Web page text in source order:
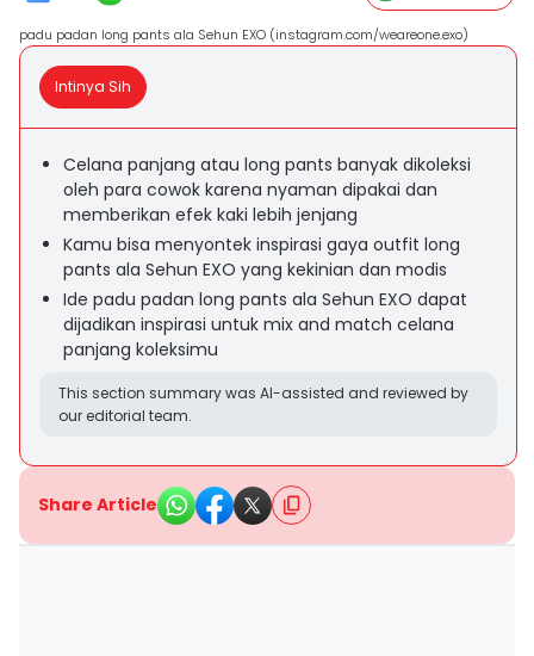
padu padan long pants ala Sehun EXO (instagram.com/weareone.exo)
Intinya Sih
Celana panjang atau long pants banyak dikoleksi
oleh para cowok karena nyaman dipakai dan
memberikan efek kaki lebih jenjang
Kamu bisa menyontek inspirasi gaya outfit long
pants ala Sehun EXO yang kekinian dan modis
Ide padu padan long pants ala Sehun EXO dapat
dijadikan inspirasi untuk mix and match celana
panjang koleksimu
This section summary was AI-assisted and reviewed by
our editorial team.
Share Article